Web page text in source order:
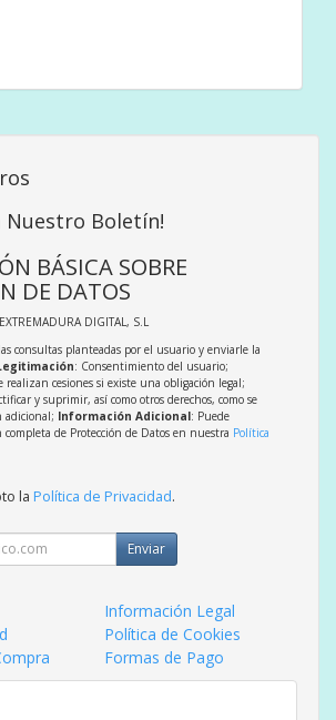
Nuestro Boletín!
BÁSICA SOBRE
DE DATOS
DIGITAL, S.L
consultas planteadas por el usuario y enviarle la
: Consentimiento del usuario;
realizan cesiones si existe una obligación legal;
y suprimir, así como otros derechos, como se
adicional; Información Adicional: Puede
de Protección de Datos en nuestra Política
la Política de Privacidad.
Enviar
Información Legal
Política de Cookies
Formas de Pago